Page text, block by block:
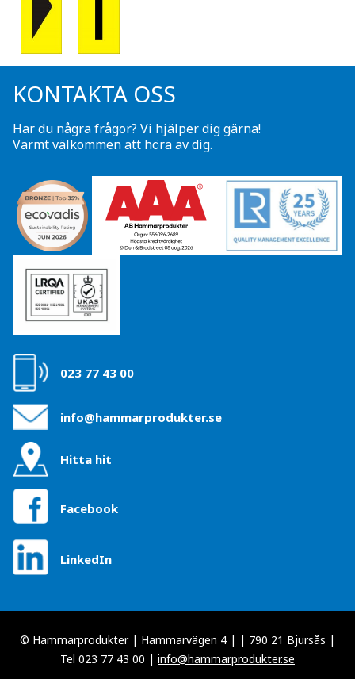
KONTAKTA OSS
Har du några frågor? Vi hjälper dig gärna!
Varmt välkommen att höra av dig.
023 77 43 00
info@hammarprodukter.se
Hitta hit
Facebook
LinkedIn
© Hammarprodukter | Hammarvägen 4 | | 790 21 Bjursås |
Tel 023 77 43 00 | info@hammarprodukter.se